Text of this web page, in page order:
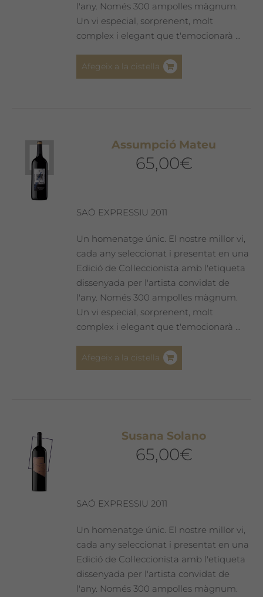
l'any. Només 300 ampolles màgnum.
Un vi especial, sorprenent, molt
complex i elegant que t'emocionarà ...
Afegeix a la cistella
Assumpció Mateu
65,00€
SAÓ EXPRESSIU 2011
Un homenatge únic. El nostre millor vi,
cada any seleccionat i presentat en una
Edició de Col·leccionista amb l'etiqueta
dissenyada per l'artista convidat de
l'any. Només 300 ampolles màgnum.
Un vi especial, sorprenent, molt
complex i elegant que t'emocionarà ...
Afegeix a la cistella
Susana Solano
65,00€
SAÓ EXPRESSIU 2011
Un homenatge únic. El nostre millor vi,
cada any seleccionat i presentat en una
Edició de Col·leccionista amb l'etiqueta
dissenyada per l'artista convidat de
l'any. Només 300 ampolles màgnum.